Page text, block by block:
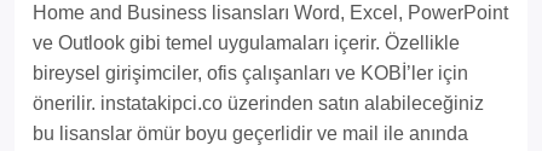
Home and Business lisansları Word, Excel, PowerPoint
ve Outlook gibi temel uygulamaları içerir. Özellikle
bireysel girişimciler, ofis çalışanları ve KOBİ’ler için
önerilir. instatakipci.co üzerinden satın alabileceğiniz
bu lisanslar ömür boyu geçerlidir ve mail ile anında